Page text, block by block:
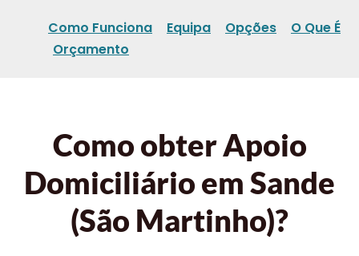
Como Funciona Equipa Opções
O Que É
Orçamento
Como obter Apoio
Domiciliário em Sande
(São Martinho)?